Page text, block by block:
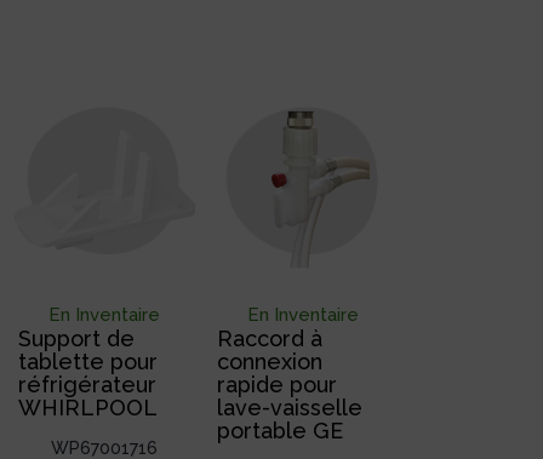
En Inventaire
Support de
tablette pour
réfrigérateur
WHIRLPOOL
WP67001716
En Inventaire
Raccord à
connexion
rapide pour
lave-vaisselle
portable GE